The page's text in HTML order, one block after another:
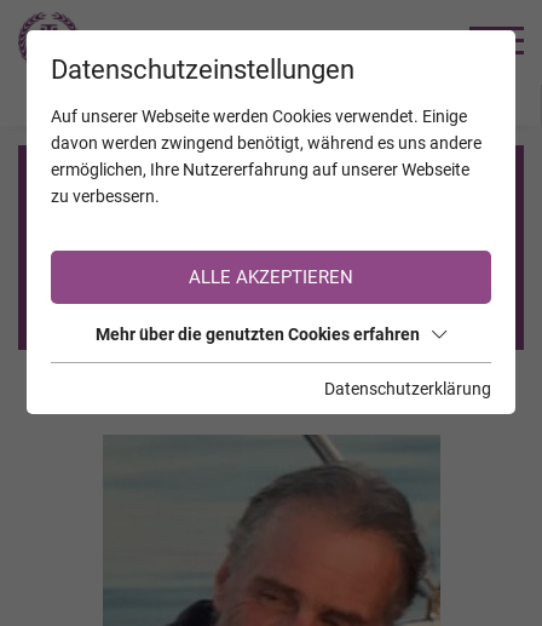
Registrierung auf TrauerHilfe.it
Sie sind noch nicht auf TrauerHilfe.it registriert?
>> zur kostenlosen Registrierung <<
Datenschutzeinstellungen
Auf unserer Webseite werden Cookies verwendet. Einige
davon werden zwingend benötigt, während es uns andere
ermöglichen, Ihre Nutzererfahrung auf unserer Webseite
zu verbessern.
ALLE AKZEPTIEREN
Mehr über die genutzten Cookies erfahren
Datenschutzerklärung
JAHRESTAGE KALENDER VERSTORBENE